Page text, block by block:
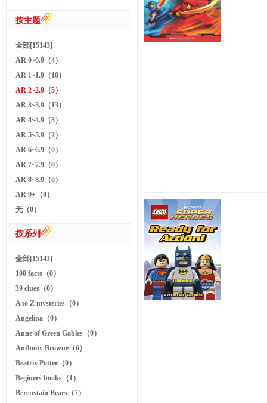
按主题
全部[15143]
AR 0~0.9（4）
AR 1~1.9（10）
AR 2~2.9（5）
AR 3~3.9（13）
AR 4~4.9（3）
AR 5~5.9（2）
AR 6~6.9（0）
AR 7~7.9（0）
AR 8~8.9（0）
AR 9+（0）
无（0）
按系列
全部[15143]
100 facts（0）
39 clues（0）
A to Z mysteries（0）
Angelina（0）
Anne of Green Gables（0）
Anthony Browne（6）
Beatrix Potter（0）
Beginers books（1）
Berenstain Bears（7）